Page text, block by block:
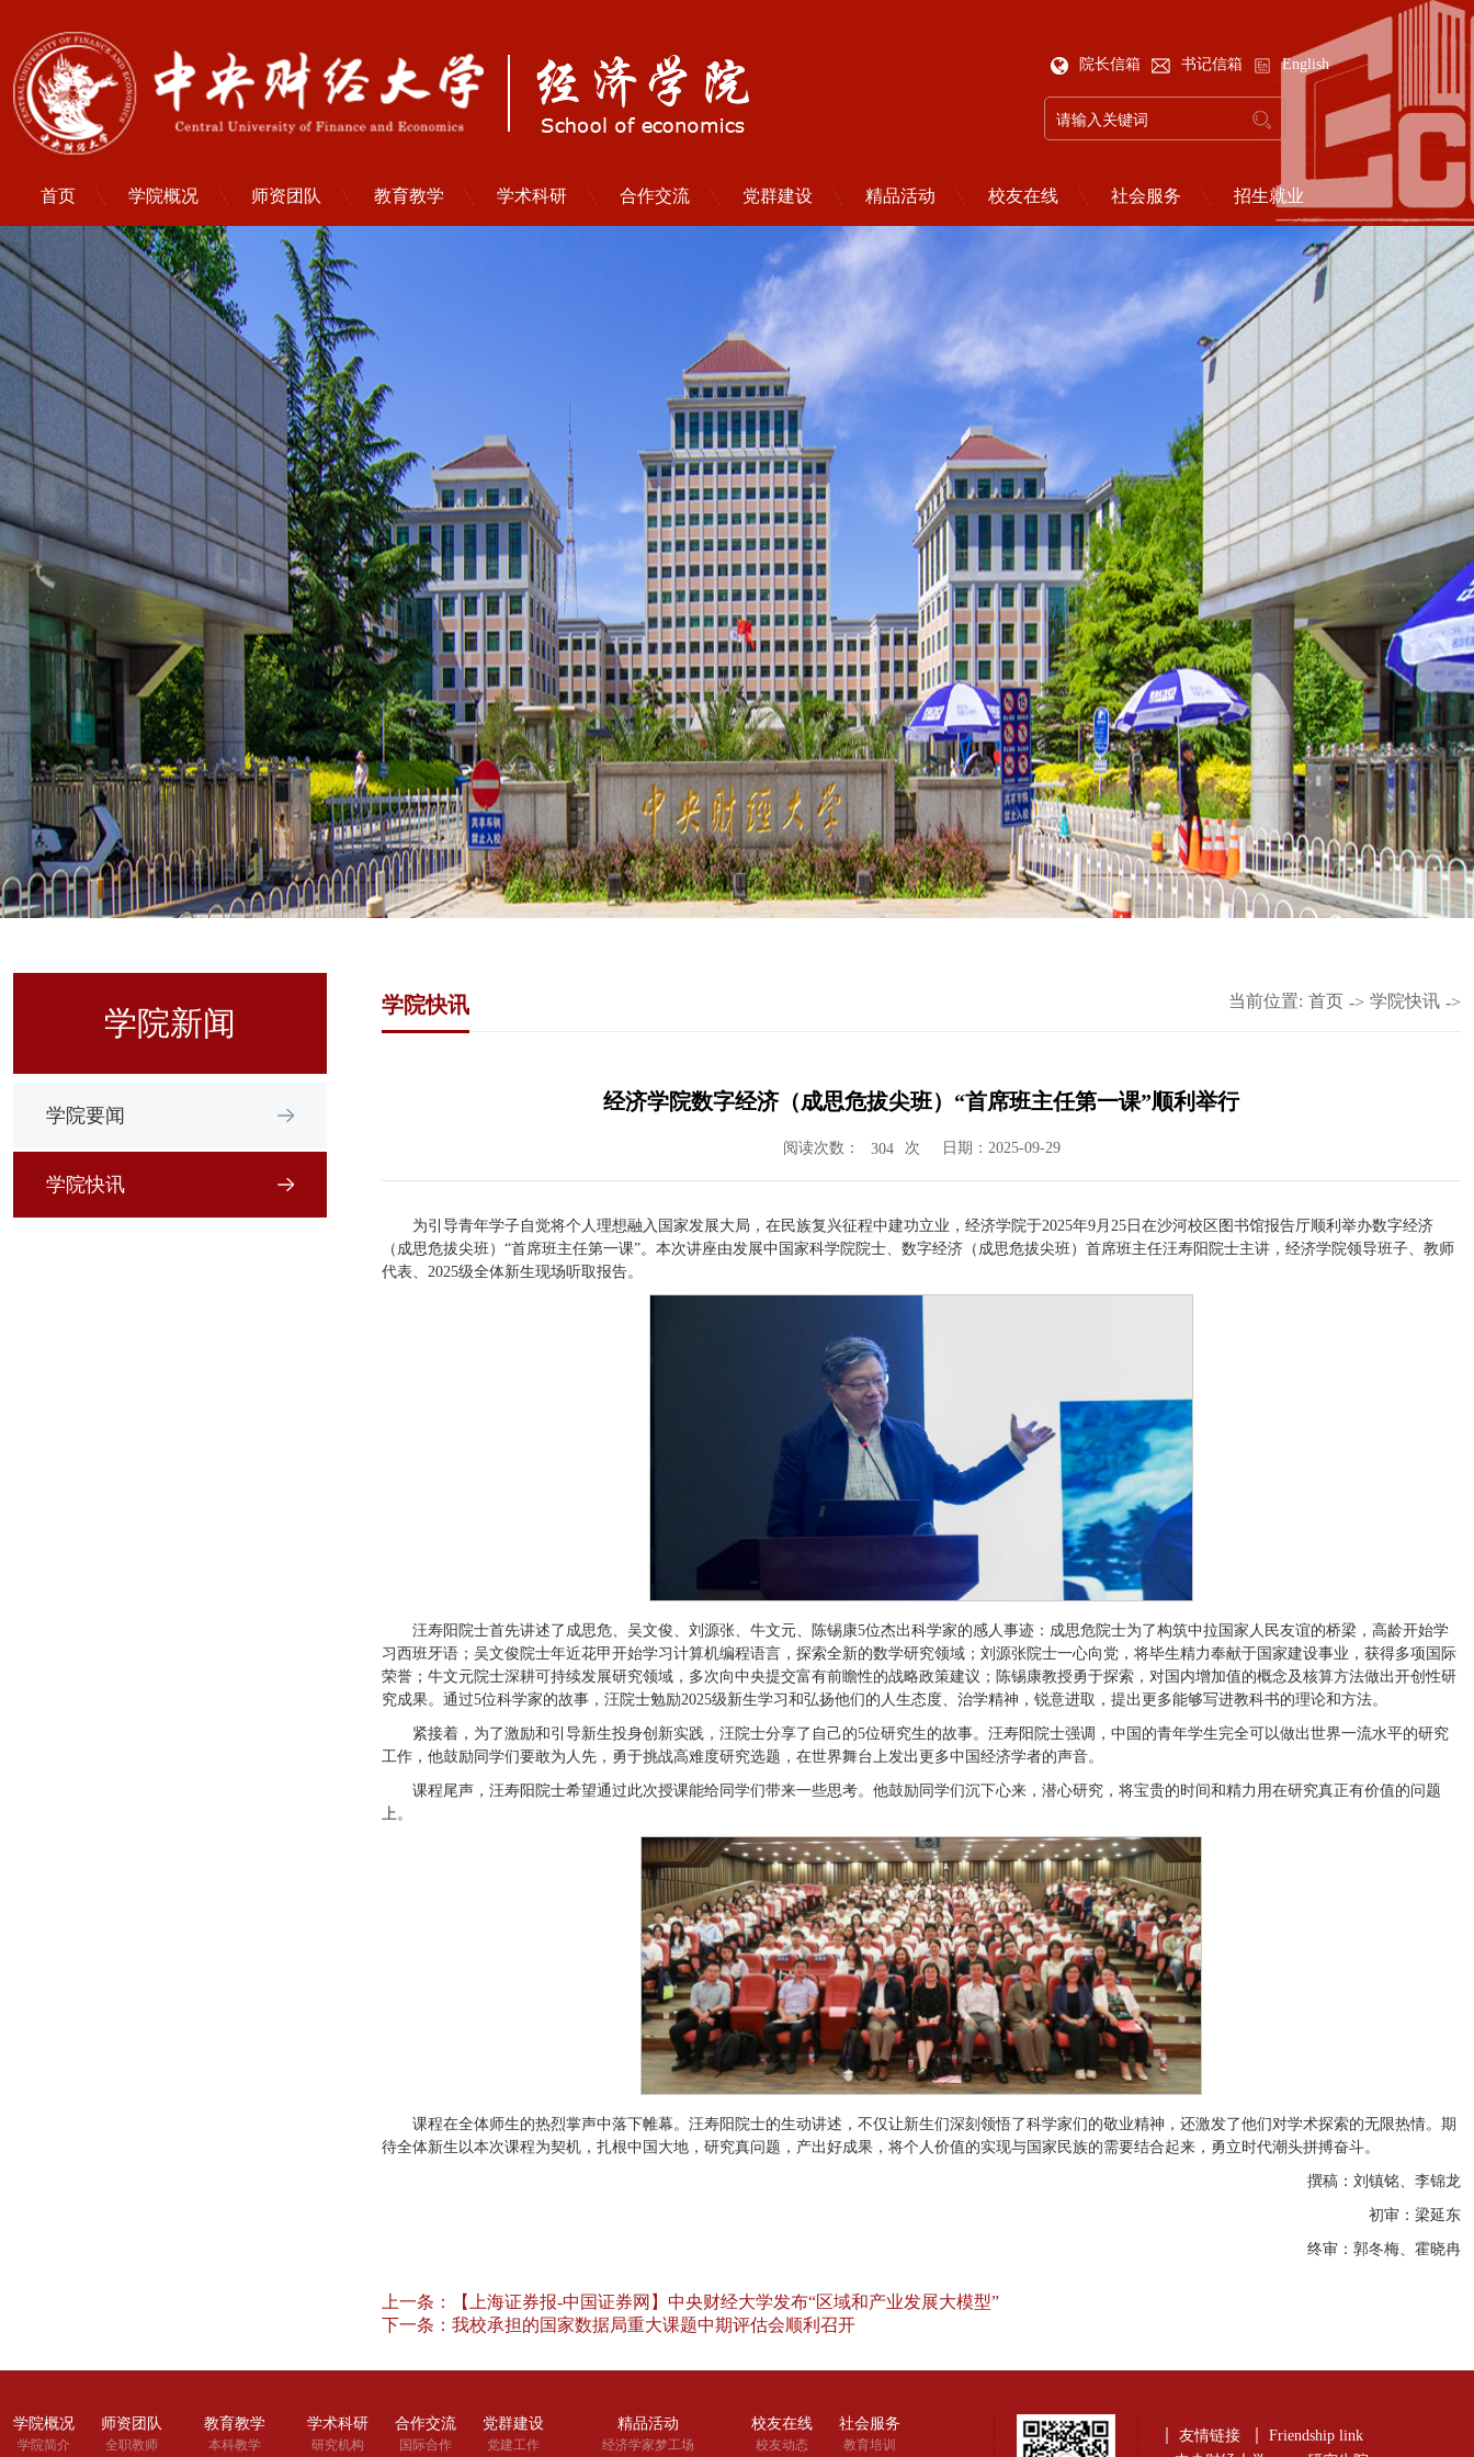
院长信箱 书记信箱 English
首页 学院概况 师资团队 教育教学 学术科研 合作交流 党群建设 精品活动 校友在线 社会服务 招生就业
学院新闻
学院要闻
学院快讯
学院快讯 当前位置: 首页 -> 学院快讯 ->
经济学院数字经济（成思危拔尖班）“首席班主任第一课”顺利举行
阅读次数： 304 次 日期：2025-09-29
为引导青年学子自觉将个人理想融入国家发展大局，在民族复兴征程中建功立业，经济学院于2025年9月25日在沙河校区图书馆报告厅顺利举办数字经济
（成思危拔尖班）“首席班主任第一课”。本次讲座由发展中国家科学院院士、数字经济（成思危拔尖班）首席班主任汪寿阳院士主讲，经济学院领导班子、教师
代表、2025级全体新生现场听取报告。
汪寿阳院士首先讲述了成思危、吴文俊、刘源张、牛文元、陈锡康5位杰出科学家的感人事迹：成思危院士为了构筑中拉国家人民友谊的桥梁，高龄开始学
习西班牙语；吴文俊院士年近花甲开始学习计算机编程语言，探索全新的数学研究领域；刘源张院士一心向党，将毕生精力奉献于国家建设事业，获得多项国际
荣誉；牛文元院士深耕可持续发展研究领域，多次向中央提交富有前瞻性的战略政策建议；陈锡康教授勇于探索，对国内增加值的概念及核算方法做出开创性研
究成果。通过5位科学家的故事，汪院士勉励2025级新生学习和弘扬他们的人生态度、治学精神，锐意进取，提出更多能够写进教科书的理论和方法。
紧接着，为了激励和引导新生投身创新实践，汪院士分享了自己的5位研究生的故事。汪寿阳院士强调，中国的青年学生完全可以做出世界一流水平的研究
工作，他鼓励同学们要敢为人先，勇于挑战高难度研究选题，在世界舞台上发出更多中国经济学者的声音。
课程尾声，汪寿阳院士希望通过此次授课能给同学们带来一些思考。他鼓励同学们沉下心来，潜心研究，将宝贵的时间和精力用在研究真正有价值的问题
上。
课程在全体师生的热烈掌声中落下帷幕。汪寿阳院士的生动讲述，不仅让新生们深刻领悟了科学家们的敬业精神，还激发了他们对学术探索的无限热情。期
待全体新生以本次课程为契机，扎根中国大地，研究真问题，产出好成果，将个人价值的实现与国家民族的需要结合起来，勇立时代潮头拼搏奋斗。
撰稿：刘镇铭、李锦龙
初审：梁延东
终审：郭冬梅、霍晓冉
上一条：
【上海证券报-中国证券网】中央财经大学发布“区域和产业发展大模型”
下一条： 我校承担的国家数据局重大课题中期评估会顺利召开
学院概况
学院简介
师资团队
全职教师
教育教学
本科教学
学术科研
研究机构
合作交流
国际合作
党群建设
党建工作
精品活动
经济学家梦工场
校友在线
校友动态
社会服务
教育培训
友情链接
Friendship link